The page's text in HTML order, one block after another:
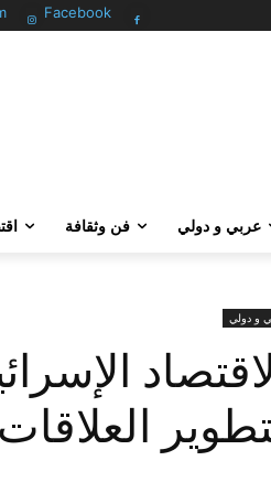
Facebook
عربي و دولي فن وثقافة
و دولي